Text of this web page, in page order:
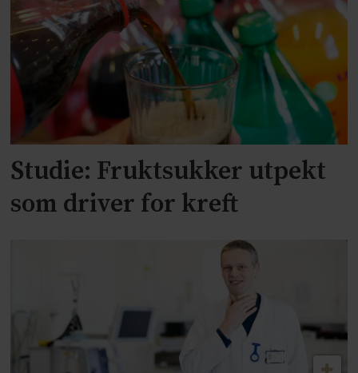
Studie: Fruktsukker utpekt
som driver for kreft